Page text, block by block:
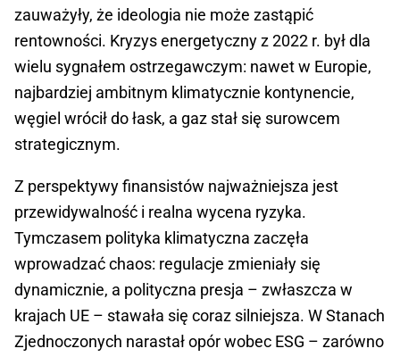
zauważyły, że ideologia nie może zastąpić
rentowności. Kryzys energetyczny z 2022 r. był dla
wielu sygnałem ostrzegawczym: nawet w Europie,
najbardziej ambitnym klimatycznie kontynencie,
węgiel wrócił do łask, a gaz stał się surowcem
strategicznym.
Z perspektywy finansistów najważniejsza jest
przewidywalność i realna wycena ryzyka.
Tymczasem polityka klimatyczna zaczęła
wprowadzać chaos: regulacje zmieniały się
dynamicznie, a polityczna presja – zwłaszcza w
krajach UE – stawała się coraz silniejsza. W Stanach
Zjednoczonych narastał opór wobec ESG – zarówno